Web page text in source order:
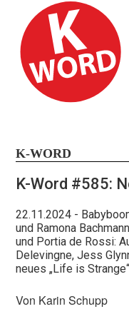
K-WORD
K-Word #585:
22.11.2024 -
und Ramona
und Portia de Rossi:
Delevingne, Jess
neues „Life is
Von Karin Schupp
Bleibt out
Nur mit euch,
Nutzer:innen,
finanzieller Hinsicht